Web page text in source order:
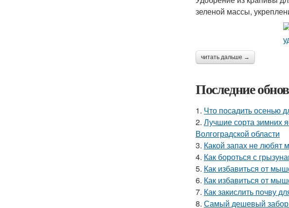
зеленой массы,
читать дальше →
Последние
1. Что посадить осенью
2. Лучшие сорта зимних
Волгоградской области
3. Какой запах не любят
4. Как бороться с
5. Как избавиться от
6. Как избавиться от
7. Как закислить почву
8. Самый дешевый